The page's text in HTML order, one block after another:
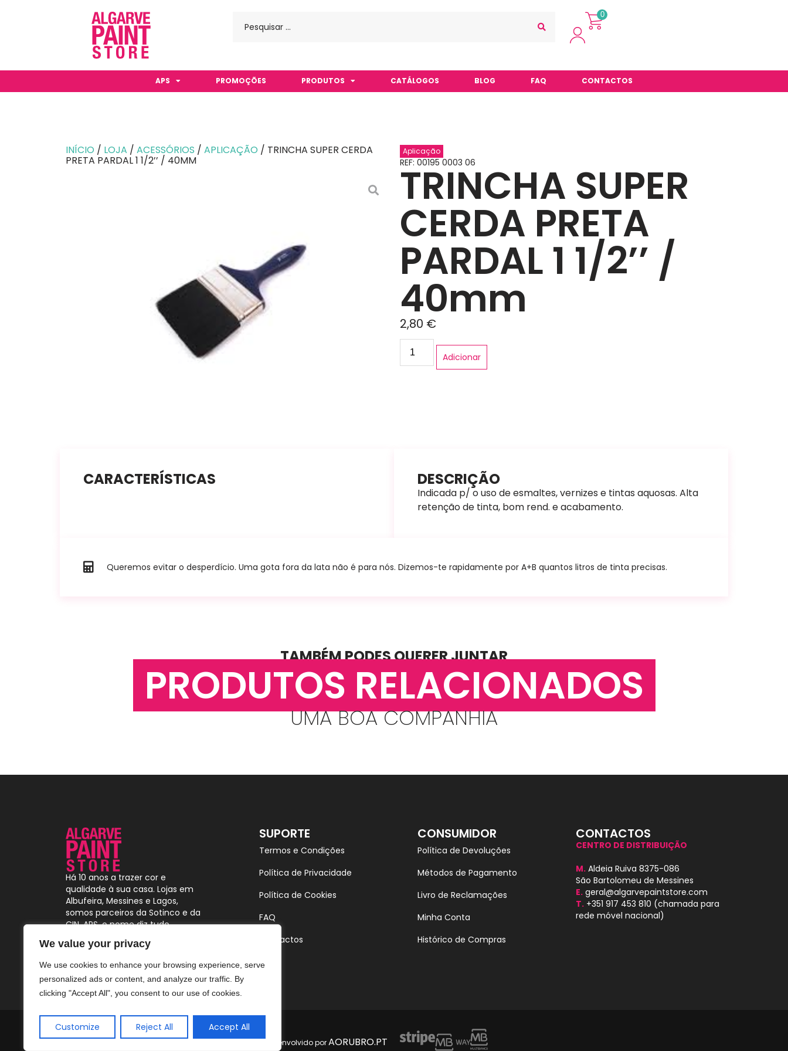
We value your privacy
We use cookies to enhance your browsing experience, serve
personalized ads or content, and analyze our traffic. By
clicking "Accept All", you consent to our use of cookies.
Customize Reject All Accept All
0
APS PROMOÇÕES PRODUTOS CATÁLOGOS BLOG FAQ CONTACTOS
INÍCIO / LOJA / ACESSÓRIOS / APLICAÇÃO / TRINCHA SUPER CERDA
PRETA PARDAL 1 1/2’’ / 40MM
Aplicação
REF: 00195 0003 06
TRINCHA SUPER
CERDA PRETA
PARDAL 1 1/2’’ /
40mm
2,80 €
Adicionar
CARACTERÍSTICAS DESCRIÇÃO
Indicada p/ o uso de esmaltes, vernizes e tintas aquosas. Alta
retenção de tinta, bom rend. e acabamento.
Queremos evitar o desperdício. Uma gota fora da lata não é para nós. Dizemos-te rapidamente por A+B quantos litros de tinta precisas.
TAMBÉM PODES QUERER JUNTAR
PRODUTOS RELACIONADOS
UMA BOA COMPANHIA
Há 10 anos a trazer cor e
qualidade à sua casa. Lojas em
Albufeira, Messines e Lagos,
somos parceiros da Sotinco e da
CIN. APS, o nome diz tudo.
SUPORTE
Termos e Condições
Política de Privacidade
Política de Cookies
FAQ
Contactos
CONSUMIDOR
Política de Devoluções
Métodos de Pagamento
Livro de Reclamações
Minha Conta
Histórico de Compras
CONTACTOS
CENTRO DE DISTRIBUIÇÃO
M. Aldeia Ruiva 8375-086
São Bartolomeu de Messines
E. geral@algarvepaintstore.com
T. +351 917 453 810 (chamada para
rede móvel nacional)
Algarve Paint Store © 2024. Todos os direitos reservados. Desenvolvido porAORUBRO.PT